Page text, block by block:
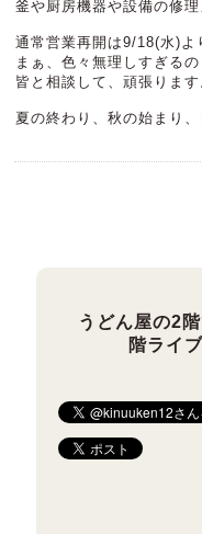
釜や厨房機器や設備の修
通常営業再開は9/18(水)よ
まぁ、色々無理しすぎる
皆と相談して、頑張ります
夏の終わり、秋の始まり、
うどん屋の2
階ライ